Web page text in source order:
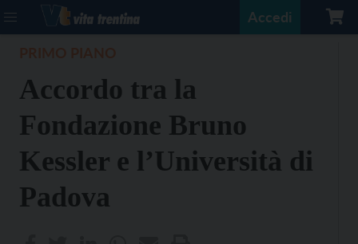
Accedi
Accordo tra la
Fondazione Bruno
Kessler e l’Università di
Padova